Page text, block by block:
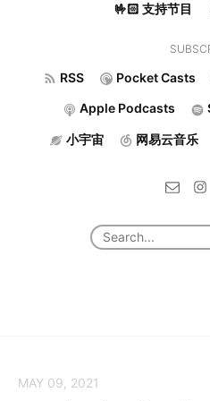
🤟🏻 支持节目
RSS Pocket Casts
Apple Podcasts
小宇宙 网易云音乐
MAY 09, 2021